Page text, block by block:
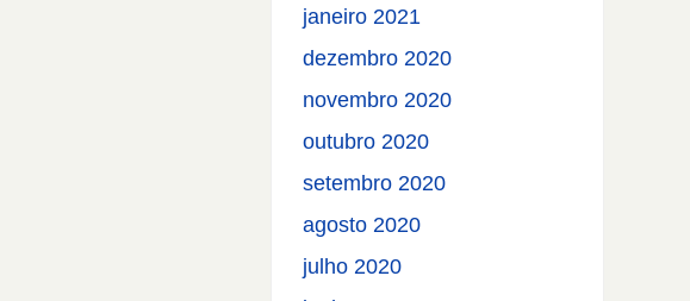
janeiro 2021
dezembro 2020
novembro 2020
outubro 2020
setembro 2020
agosto 2020
julho 2020